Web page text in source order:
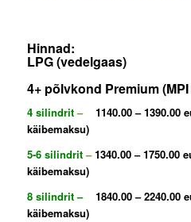
Hinnad:
LPG (vedelgaas)
4+ põlvkond Premium
4 silindrit– 1140.00 – 1390.00
käibemaksu)
5-6 silindrit–1340.00 – 1750.00
käibemaksu)
8 silindrit –
1840.00 – 2240.00
käibemaksu)